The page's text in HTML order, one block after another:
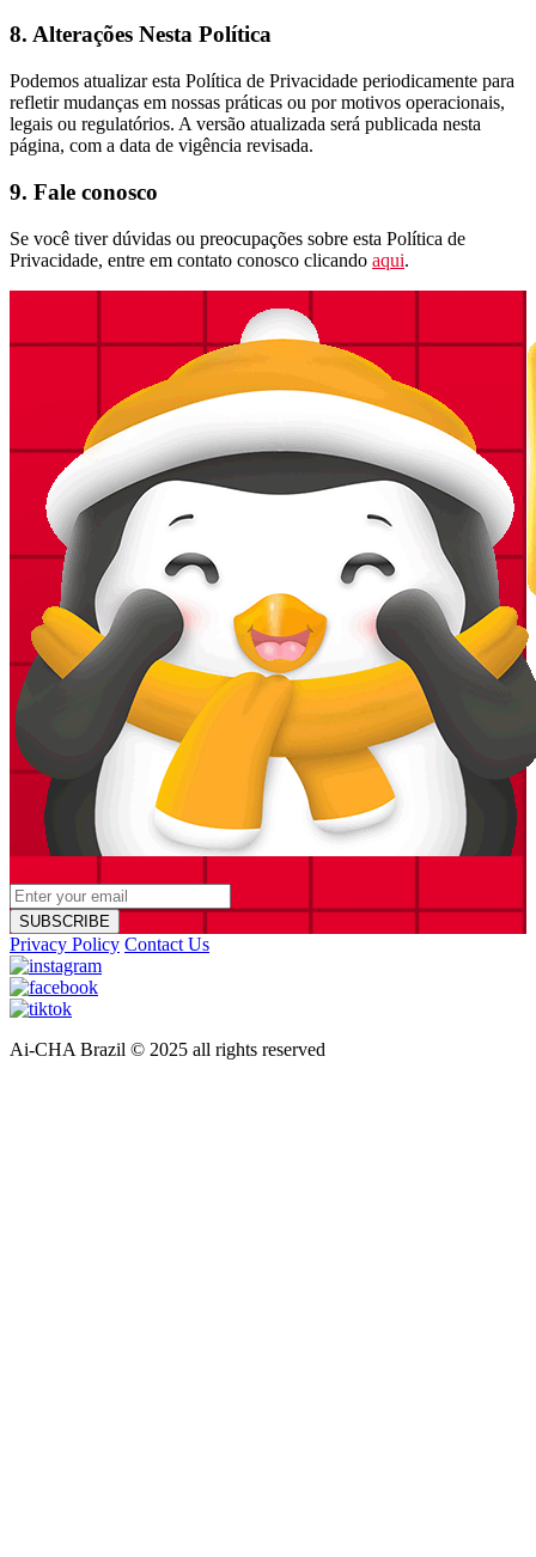
8. Alterações Nesta Política
Podemos atualizar esta Política de Privacidade periodicamente para
refletir mudanças em nossas práticas ou por motivos operacionais,
legais ou regulatórios. A versão atualizada será publicada nesta
página, com a data de vigência revisada.
9. Fale conosco
Se você tiver dúvidas ou preocupações sobre esta Política de
Privacidade, entre em contato conosco clicando aqui.
SUBSCRIBE
Privacy Policy Contact Us
Ai-CHA Brazil © 2025 all rights reserved